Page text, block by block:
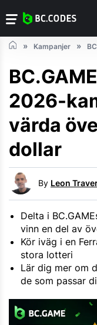
Kampanjer
2026-
värda
dollar
By Leon
Delta i
vinn en del av
Kör iväg i en
stora lotteri
Lär dig mer om
de som passar